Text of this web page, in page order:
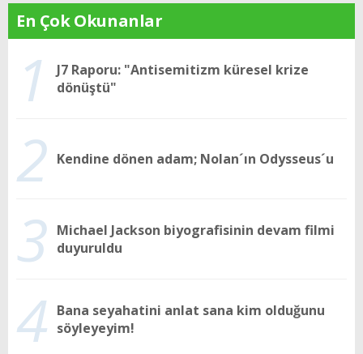
En Çok Okunanlar
1
J7 Raporu: "Antisemitizm küresel krize
dönüştü"
2 Kendine dönen adam; Nolan´ın Odysseus´u
3 Michael Jackson biyografisinin devam filmi
duyuruldu
4 Bana seyahatini anlat sana kim olduğunu
söyleyeyim!